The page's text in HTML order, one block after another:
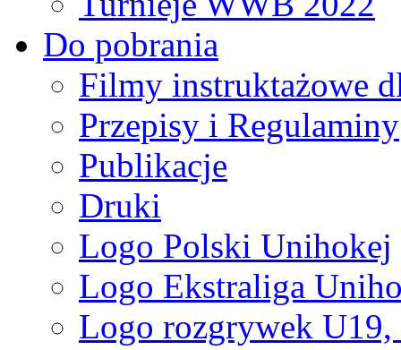
Do pobrania
Filmy instruktażowe
Przepisy i Regulaminy
Publikacje
Druki
Logo Polski Unihokej
Logo Ekstraliga
Logo rozgrywek